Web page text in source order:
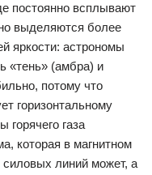
постоянно всплывают
выделяются более
яркости: астрономы
«тень» (амбра) и
потому что
горизонтальному
газа
которая в магнитном
линий может, а